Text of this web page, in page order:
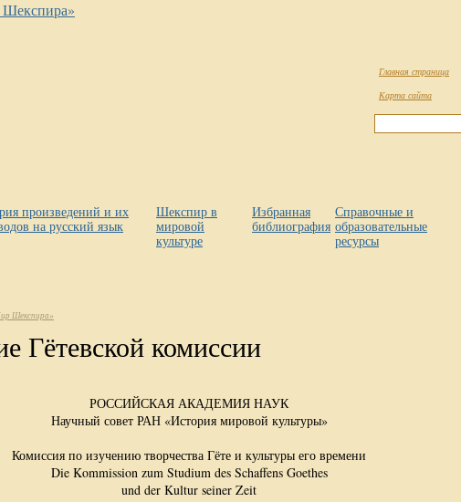
Главная страница
Карта сайта
произведений и их
на русский язык
Шекспир в
мировой
культуре
Избранная
библиография
Справочные и
образовательные
ресурсы
Шекспира»
Гётевской комиссии
РОССИЙСКАЯ АКАДЕМИЯ НАУК
Научный совет РАН «История мировой культуры»
Комиссия по изучению творчества Гёте и культуры его времени
Die Kommission zum Studium des Schaffens Goethes
und der Kultur seiner Zeit